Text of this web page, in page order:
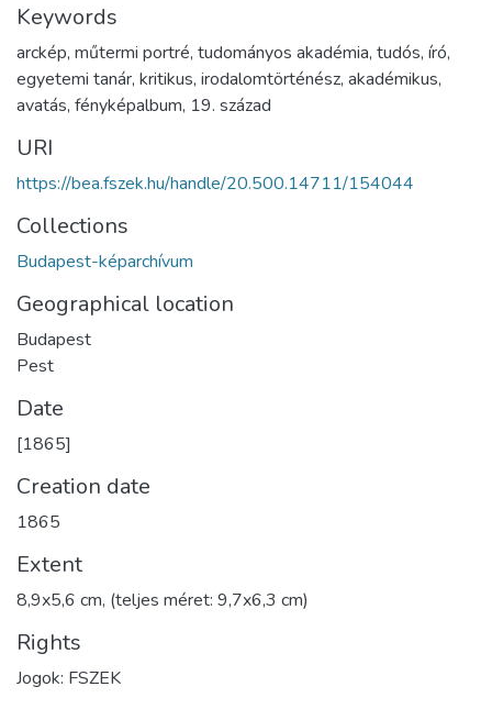
Keywords
arckép, műtermi portré, tudományos akadémia, tudós, író,
egyetemi tanár, kritikus, irodalomtörténész, akadémikus,
avatás, fényképalbum, 19. század
URI
https://bea.fszek.hu/handle/20.500.14711/154044
Collections
Budapest-képarchívum
Geographical location
Budapest
Pest
Date
[1865]
Creation date
1865
Extent
8,9x5,6 cm, (teljes méret: 9,7x6,3 cm)
Rights
Jogok: FSZEK